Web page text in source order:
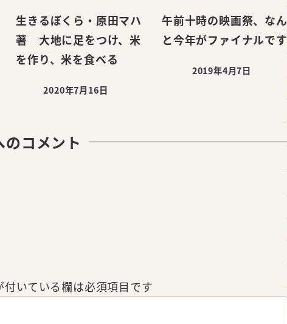
生きるぼくら・原田マハ
著 大地に足をつけ、米
を作り、米を食べる
投稿日
2020年7月16日
午前十時の映画祭、なん
と今年がファイナルです
投稿日
2019年4月7日
のコメント
付いている欄は必須項目です